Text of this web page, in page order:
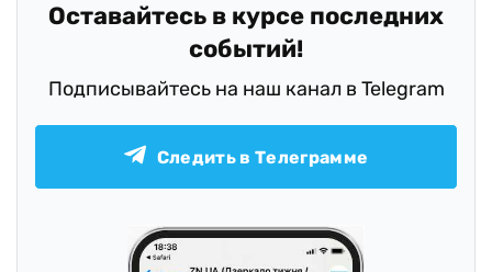
Оставайтесь в курсе последних
событий!
Подписывайтесь на наш канал в Telegram
Следить в Телеграмме